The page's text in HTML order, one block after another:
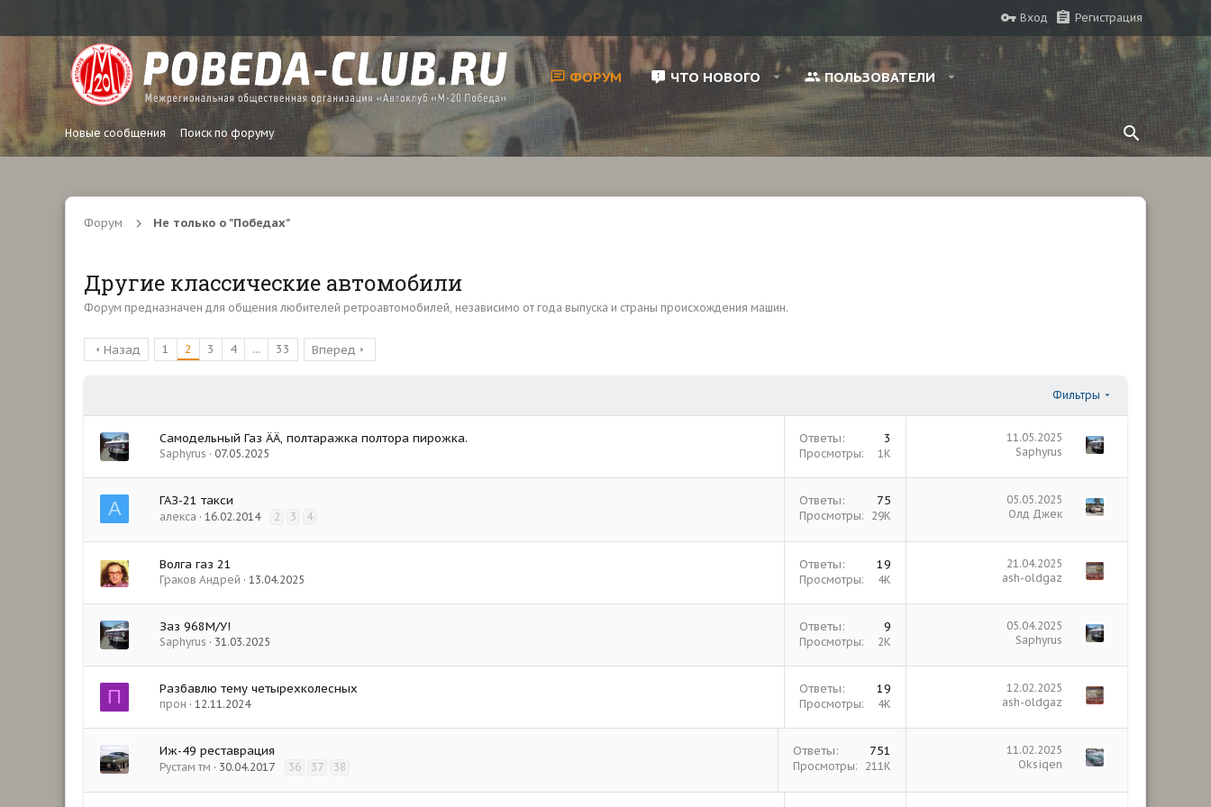
Вход Регистрация
ФОРУМ ЧТО НОВОГО ПОЛЬЗОВАТЕЛИ
Новые сообщения Поиск по форуму
Форум Не только о "Победах"
Другие классические автомобили
Форум предназначен для общения любителей ретроавтомобилей, независимо от года выпуска и страны происхождения машин.
Назад 1 2 3 4 ... 33 Вперед
Фильтры
Самодельный Газ ÄÄ, полтаражка полтора пирожка.
Saphyrus 07.05.2025
Ответы 3
Просмотры 1К
11.05.2025
Saphyrus
А ГАЗ-21 такси
алекса 16.02.2014 2 3 4
Ответы 75
Просмотры 29К
05.05.2025
Олд Джек
Волга газ 21
Граков Андрей 13.04.2025
Ответы 19
Просмотры 4К
21.04.2025
ash-oldgaz
Заз 968М/У!
Saphyrus 31.03.2025
Ответы 9
Просмотры 2К
05.04.2025
Saphyrus
П Разбавлю тему четырехколесных
прон 12.11.2024
Ответы 19
Просмотры 4К
12.02.2025
ash-oldgaz
Иж-49 реставрация
Рустам тм 30.04.2017 36 37 38
Ответы 751
Просмотры 211К
11.02.2025
Oksiqen